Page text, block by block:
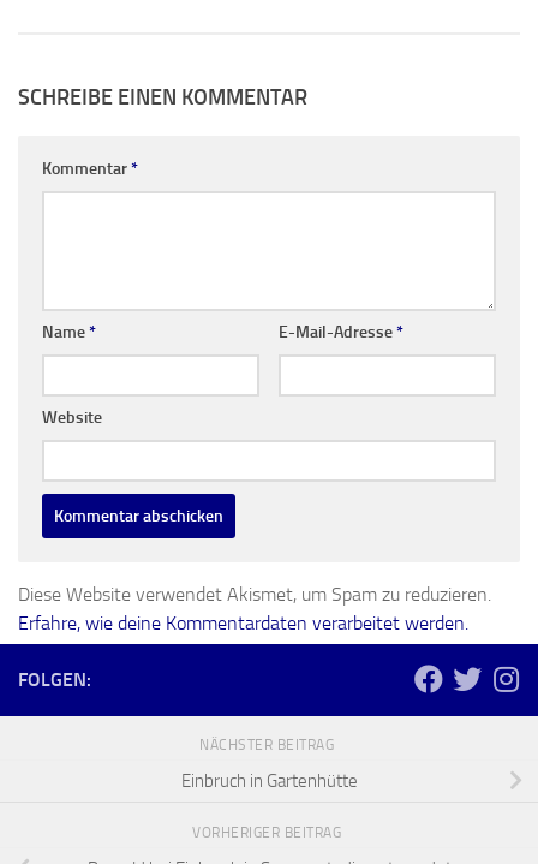
SCHREIBE EINEN KOMMENTAR
Kommentar*
Name* E-Mail-Adresse*
Website
Diese Website verwendet Akismet, um Spam zu reduzieren.
Erfahre, wie deine Kommentardaten verarbeitet werden.
FOLGEN:
NÄCHSTER BEITRAG
Einbruch in Gartenhütte
VORHERIGER BEITRAG